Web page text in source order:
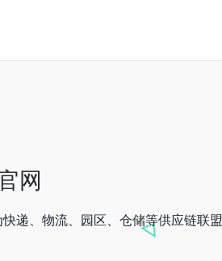
网
递、物流、园区、仓储等供应链联盟